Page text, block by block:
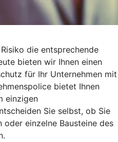
die entsprechende
bieten wir Ihnen einen
für Ihr Unternehmen mit
bietet Ihnen
einzigen
Sie selbst, ob Sie
einzelne Bausteine des